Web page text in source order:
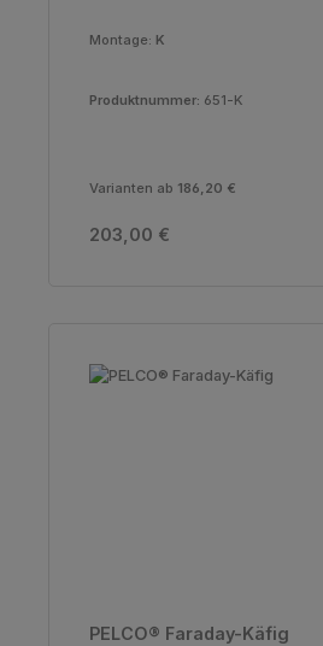
Montage: K
Produktnummer: 651-K
Varianten ab 186,20 €
Regulärer Preis:
203,00 €
PELCO® Faraday-Käfig